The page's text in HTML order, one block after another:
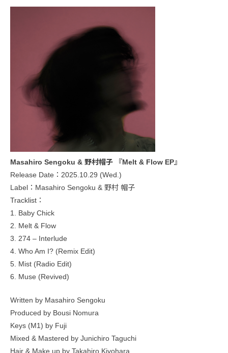
Masahiro Sengoku & 野村帽子 『Melt & Flow EP』
Release Date：2025.10.29 (Wed.)
Label：Masahiro Sengoku & 野村 帽子
Tracklist：
1. Baby Chick
2. Melt & Flow
3. 274 – Interlude
4. Who Am I? (Remix Edit)
5. Mist (Radio Edit)
6. Muse (Revived)
Written by Masahiro Sengoku
Produced by Bousi Nomura
Keys (M1) by Fuji
Mixed & Mastered by Junichiro Taguchi
Hair & Make up by Takahiro Kiyohara